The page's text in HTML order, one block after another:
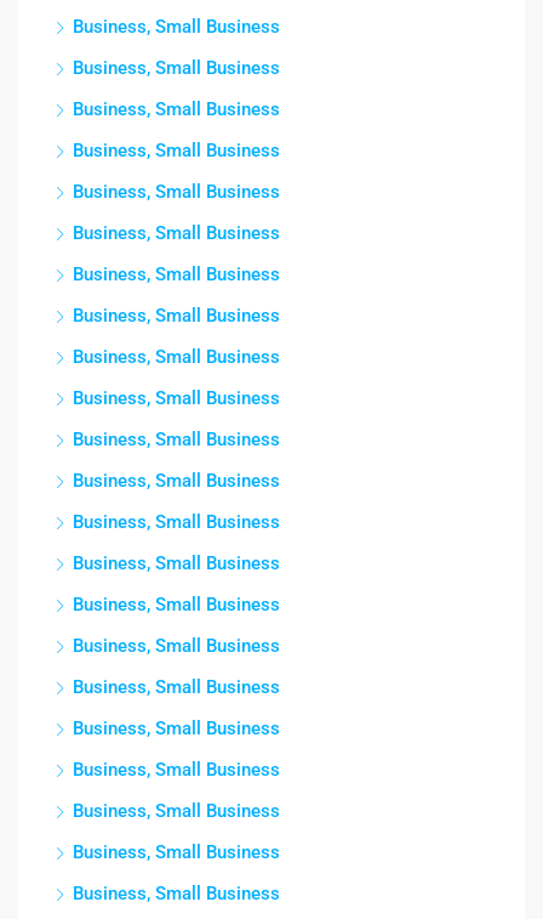
Business, Small Business
Business, Small Business
Business, Small Business
Business, Small Business
Business, Small Business
Business, Small Business
Business, Small Business
Business, Small Business
Business, Small Business
Business, Small Business
Business, Small Business
Business, Small Business
Business, Small Business
Business, Small Business
Business, Small Business
Business, Small Business
Business, Small Business
Business, Small Business
Business, Small Business
Business, Small Business
Business, Small Business
Business, Small Business